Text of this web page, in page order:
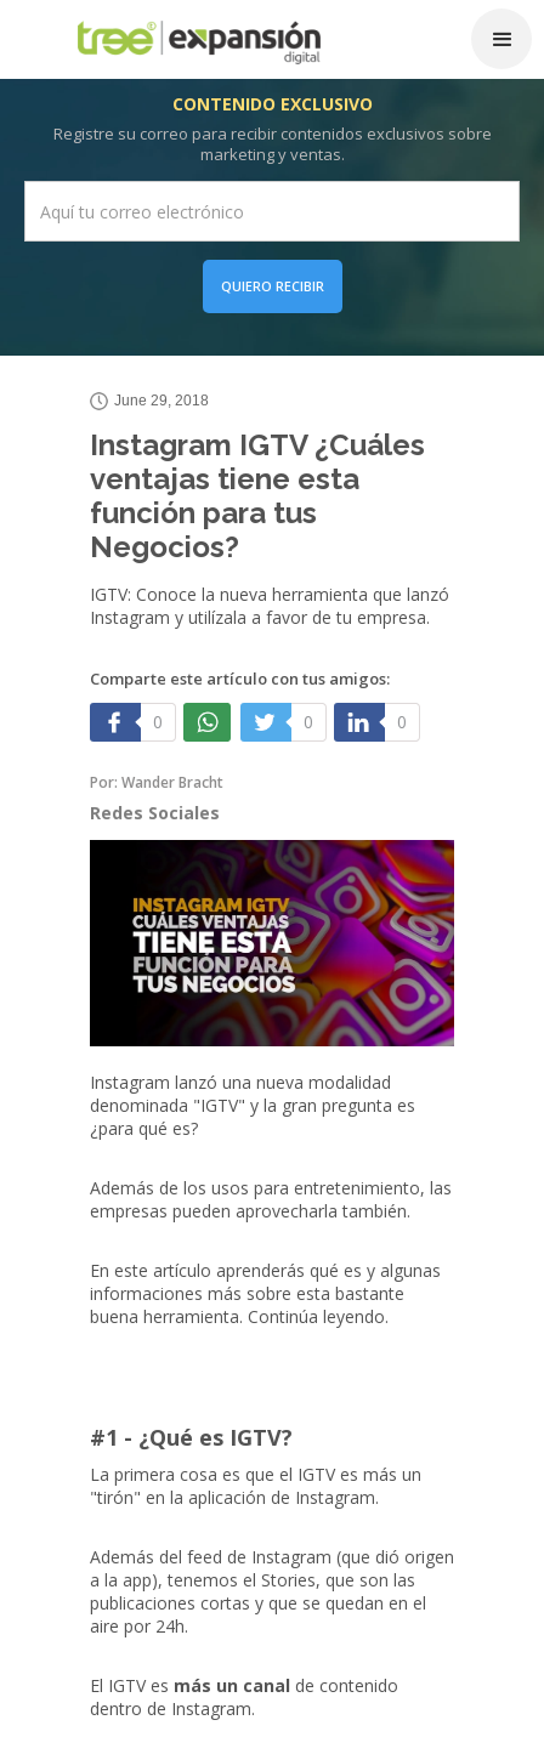
CONTENIDO EXCLUSIVO
Registre su correo para recibir contenidos exclusivos sobre
marketing y ventas.
QUIERO RECIBIR
June 29, 2018
Instagram IGTV ¿Cuáles
ventajas tiene esta
función para tus
Negocios?
IGTV: Conoce la nueva herramienta que lanzó
Instagram y utilízala a favor de tu empresa.
Comparte este artículo con tus amigos:
0 0 0
Por: Wander Bracht
Redes Sociales
Instagram lanzó una nueva modalidad
denominada "IGTV" y la gran pregunta es
¿para qué es?
Además de los usos para entretenimiento, las
empresas pueden aprovecharla también.
En este artículo aprenderás qué es y algunas
informaciones más sobre esta bastante
buena herramienta. Continúa leyendo.
#1 - ¿Qué es IGTV?
La primera cosa es que el IGTV es más un
"tirón" en la aplicación de Instagram.
Además del feed de Instagram (que dió origen
a la app), tenemos el Stories, que son las
publicaciones cortas y que se quedan en el
aire por 24h.
El IGTV es más un canal de contenido
dentro de Instagram.